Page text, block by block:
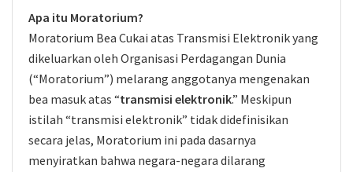
Apa itu Moratorium?
Moratorium Bea Cukai atas Transmisi Elektronik yang
dikeluarkan oleh Organisasi Perdagangan Dunia
(“Moratorium”) melarang anggotanya mengenakan
bea masuk atas “transmisi elektronik.” Meskipun
istilah “transmisi elektronik” tidak didefinisikan
secara jelas, Moratorium ini pada dasarnya
menyiratkan bahwa negara-negara dilarang